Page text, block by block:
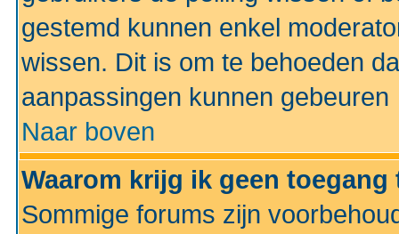
gestemd kunnen enkel
wissen. Dit is om te behoeden
aanpassingen kunnen gebeuren
Naar boven
Waarom krijg ik geen
Sommige forums zijn